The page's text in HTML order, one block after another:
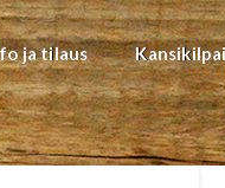
ja tilaus